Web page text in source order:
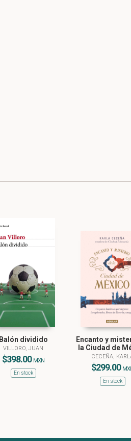
Balón dividido
VILLORO, JUAN
$398.00 MXN
En stock
Encanto y
la Ciudad de
CECEÑA,
$299.00
En stock